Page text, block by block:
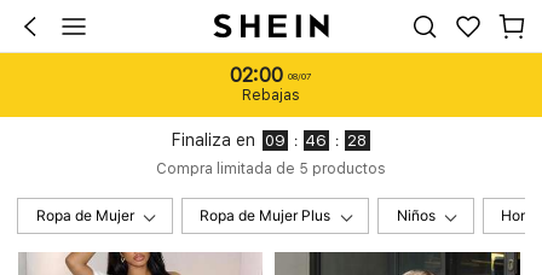
02:00 08/07
Rebajas
Finaliza en 09 : 46 : 27
Compra limitada de 5 productos
Ropa de Mujer Ropa de Mujer Plus Niños